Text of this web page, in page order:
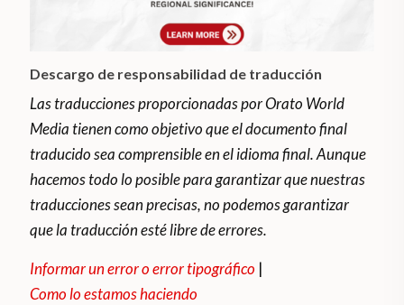
Descargo de responsabilidad de traducción
Las traducciones proporcionadas por Orato World
Media tienen como objetivo que el documento final
traducido sea comprensible en el idioma final. Aunque
hacemos todo lo posible para garantizar que nuestras
traducciones sean precisas, no podemos garantizar
que la traducción esté libre de errores.
Informar un error o error tipográfico |
Como lo estamos haciendo